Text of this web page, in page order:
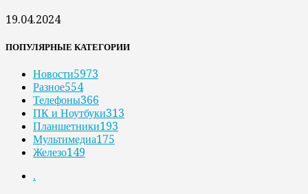
19.04.2024
ПОПУЛЯРНЫЕ КАТЕГОРИИ
Новости5973
Разное554
Телефоны366
ПК и Ноутбуки313
Планшетники193
Мультимедиа175
Железо149
.